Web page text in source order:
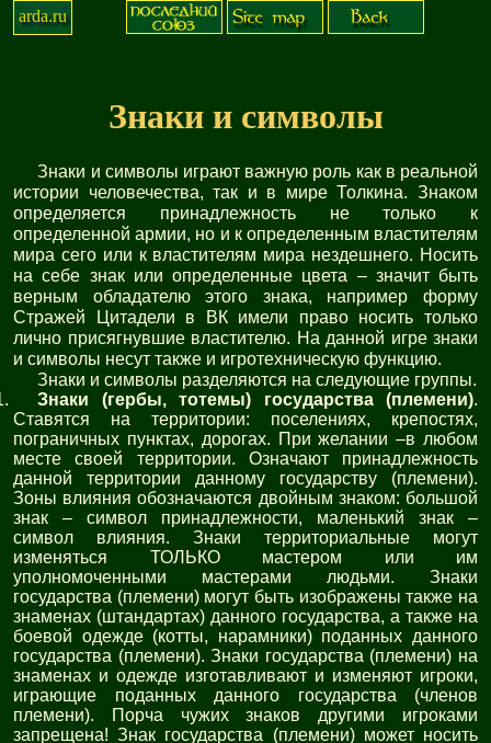
arda.ru
Знаки и символы
Знаки и символы играют важную роль как в реальной
истории человечества, так и в мире Толкина. Знаком
определяется принадлежность не только к
определенной армии, но и к определенным властителям
мира сего или к властителям мира нездешнего. Носить
на себе знак или определенные цвета – значит быть
верным обладателю этого знака, например форму
Стражей Цитадели в ВК имели право носить только
лично присягнувшие властителю. На данной игре знаки
и символы несут также и игротехническую функцию.
Знаки и символы разделяются на следующие группы.
Знаки (гербы, тотемы) государства (племени).
Ставятся на территории: поселениях, крепостях,
пограничных пунктах, дорогах. При желании –в любом
месте своей территории. Означают принадлежность
данной территории данному государству (племени).
Зоны влияния обозначаются двойным знаком: большой
знак – символ принадлежности, маленький знак –
символ влияния. Знаки территориальные могут
изменяться ТОЛЬКО мастером или им
уполномоченными мастерами людьми. Знаки
государства (племени) могут быть изображены также на
знаменах (штандартах) данного государства, а также на
боевой одежде (котты, нарамники) поданных данного
государства (племени). Знаки государства (племени) на
знаменах и одежде изготавливают и изменяют игроки,
играющие поданных данного государства (членов
племени). Порча чужих знаков другими игроками
запрещена! Знак государства (племени) может носить